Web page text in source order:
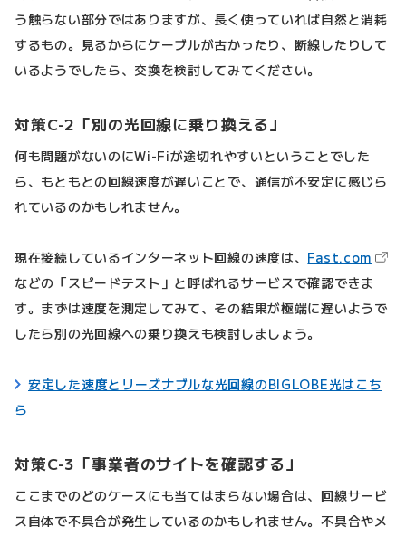
う触らない部分ではありますが、長く使っていれば自然と消耗
するもの。見るからにケーブルが古かったり、断線したりして
いるようでしたら、交換を検討してみてください。
対策C-2「別の光回線に乗り換える」
何も問題がないのにWi-Fiが途切れやすいということでした
ら、もともとの回線速度が遅いことで、通信が不安定に感じら
れているのかもしれません。
現在接続しているインターネット回線の速度は、 Fast.com （新
などの「スピードテスト」と呼ばれるサービスで確認できま
す。まずは速度を測定してみて、その結果が極端に遅いようで
したら別の光回線への乗り換えも検討しましょう。
安定した速度とリーズナブルな光回線のBIGLOBE光はこち
ら
対策C-3「事業者のサイトを確認する」
ここまでのどのケースにも当てはまらない場合は、回線サービ
ス自体で不具合が発生しているのかもしれません。不具合やメ